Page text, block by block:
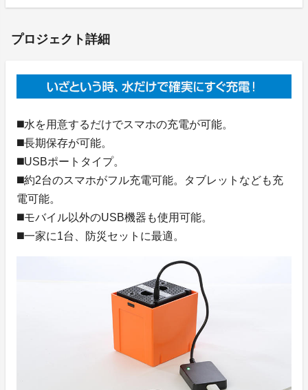
プロジェクト詳細
◼️水を用意するだけでスマホの充電が可能。
◼️長期保存が可能。
◼️USBポートタイプ。
◼️約2台のスマホがフル充電可能。タブレットなども充
電可能。
◼️モバイル以外のUSB機器も使用可能。
◼️一家に1台、防災セットに最適。